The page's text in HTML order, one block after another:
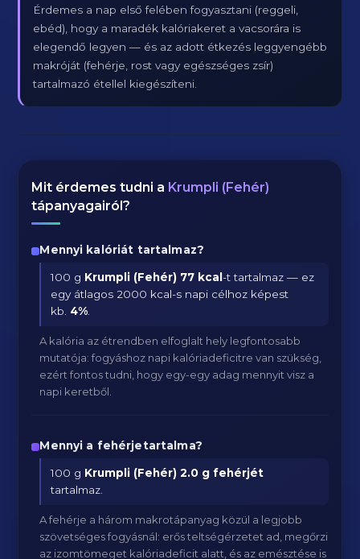
Érdemes a nap első felében fogyasztani (reggeli,
ebéd), hogy a maradék kalóriakeret a vacsorára is
elegendő legyen — és az adott étkezés leggyengébb
makróját (fehérje, rost vagy egészséges zsír)
tartalmazó étellel kiegészíteni.
Mit érdemes tudni a Krumpli (Fehér)
tápanyagairól?
Mennyi kalóriát tartalmaz?
100 g Krumpli (Fehér) 77 kcal-t tartalmaz — ez
egy átlagos 2000 kcal-s napi célhoz képest
kb. 4%
A kalória az étrendben elfoglalt hely legfontosabb
mutatója: fogyáshoz napi kalóriadeficitre van szükség,
ezért fontos tudni, hogy egy-egy adag mennyit visz a
napi keretből.
Mennyi a fehérjetartalma?
100 g Krumpli (Fehér) 2.0 g fehérjét
tartalmaz.
A fehérje a három makrotápanyag közül a legjobb
szövetséges fogyásnál: erős teltségérzetet ad, megőrzi
az izomtömeget kalóriadeficit alatt, és az emésztése is